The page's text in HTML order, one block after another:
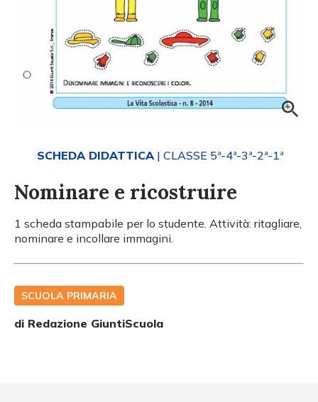
SCHEDA DIDATTICA | CLASSE 5ª-4ª-3ª-2ª-1ª
Nominare e ricostruire
1 scheda stampabile per lo studente. Attività: ritagliare,
nominare e incollare immagini.
SCUOLA PRIMARIA
di Redazione GiuntiScuola